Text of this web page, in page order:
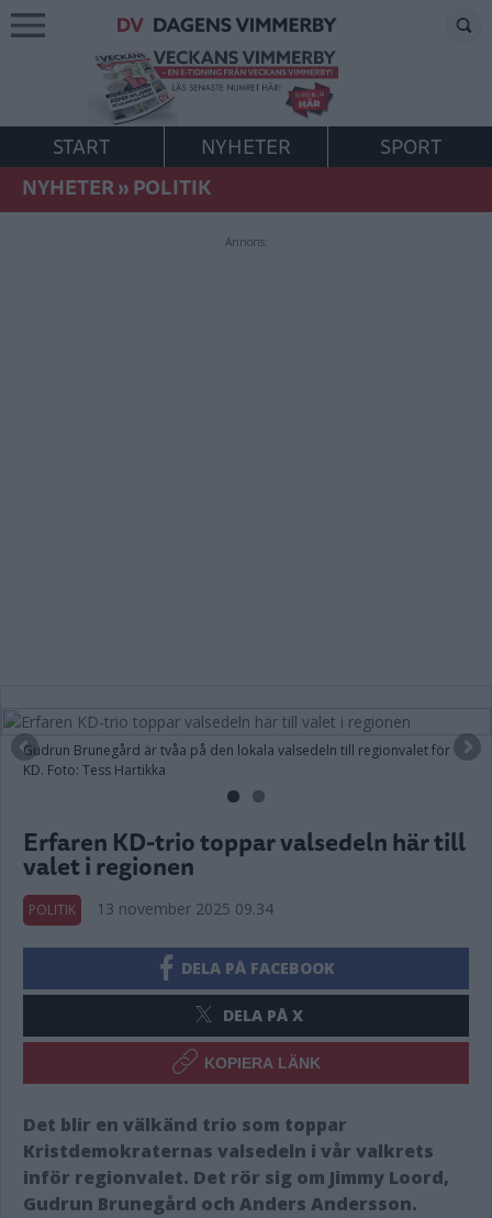
START NYHETER
SPORT
NYHETER»POLITIK
Annons:
Gudrun Brunegård är tvåa på den lokala valsedeln till regionvalet för
KD. Foto: Tess Hartikka
Erfaren KD-trio toppar valsedeln här till
valet i regionen
POLITIK 13 november 2025 09.34
DELA PÅ FACEBOOK
DELA PÅ X
KOPIERA LÄNK
Det blir en välkänd trio som toppar
Kristdemokraternas valsedeln i vår valkrets
inför regionvalet. Det rör sig om Jimmy Loord,
Gudrun Brunegård och Anders Andersson.